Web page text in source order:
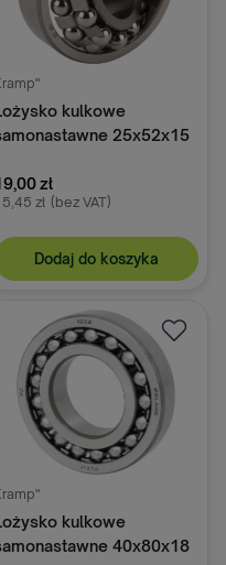
kulkowe
25x52x15
zł
zł (bez VAT)
Dodaj do koszyka
kulkowe
40x80x18